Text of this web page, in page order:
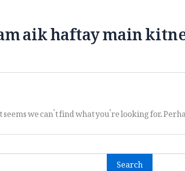
aik haftay main
we can’t find what you’re looking for.